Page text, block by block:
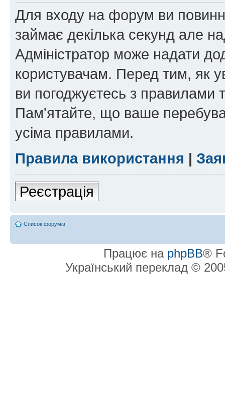
Для входу на форум ви
займає декілька секунд але
Адміністратор може надати
користувачам. Перед тим, як
ви погоджуєтесь з правилами
Пам'ятайте, що ваше
усіма правилами.
Правила використання |
Реєстрація
Список форумів
Працює на phpBB®
Український переклад ©